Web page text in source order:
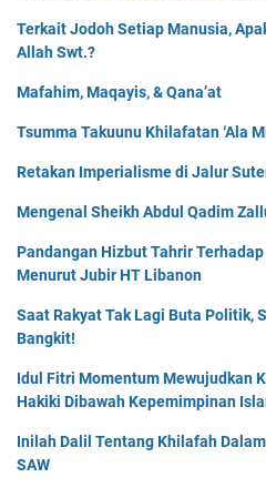
Terkait Jodoh Setiap Manusia,
Allah Swt.?
Mafahim, Maqayis, & Qana’at
Tsumma Takuunu Khilafatan ‘Ala
Retakan Imperialisme di Jalur
Mengenal Sheikh Abdul Qadim
Pandangan Hizbut Tahrir Terhadap
Menurut Jubir HT Libanon
Saat Rakyat Tak Lagi Buta Politik,
Bangkit!
Idul Fitri Momentum Mewujudkan
Hakiki Dibawah Kepemimpinan
Inilah Dalil Tentang Khilafah
SAW